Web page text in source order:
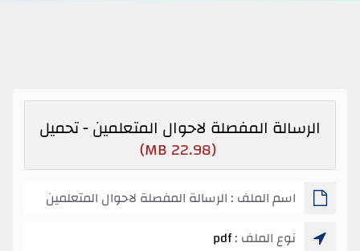
الرسالة المفصلة لاحوال المتعلمين - تحميل
(22.98 MB)
اسم الملف : الرسالة المفصلة لاحوال المتعلمين
نوع الملف :pdf